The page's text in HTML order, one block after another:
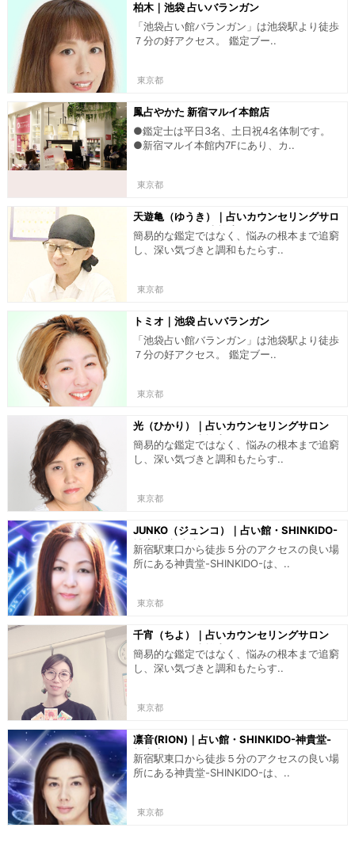
柏木｜池袋 占いバランガン
「池袋占い館バランガン」は池袋駅より徒歩
７分の好アクセス。 鑑定ブー..
東京都
鳳占やかた 新宿マルイ本館店
●鑑定士は平日3名、土日祝4名体制です。
●新宿マルイ本館内7Fにあり、カ..
東京都
天遊亀（ゆうき）｜占いカウンセリングサロ
ン インスパイア吉祥寺
簡易的な鑑定ではなく、悩みの根本まで追窮
し、深い気づきと調和もたらす..
東京都
トミオ｜池袋 占いバランガン
「池袋占い館バランガン」は池袋駅より徒歩
７分の好アクセス。 鑑定ブー..
東京都
光（ひかり）｜占いカウンセリングサロン
インスパイア吉祥寺
簡易的な鑑定ではなく、悩みの根本まで追窮
し、深い気づきと調和もたらす..
東京都
JUNKO（ジュンコ）｜占い館・SHINKIDO-
神貴堂-新宿店
新宿駅東口から徒歩５分のアクセスの良い場
所にある神貴堂-SHINKIDO-は、..
東京都
千宵（ちよ）｜占いカウンセリングサロン
インスパイア吉祥寺
簡易的な鑑定ではなく、悩みの根本まで追窮
し、深い気づきと調和もたらす..
東京都
凛音(RION)｜占い館・SHINKIDO-神貴堂-
新宿店
新宿駅東口から徒歩５分のアクセスの良い場
所にある神貴堂-SHINKIDO-は、..
東京都